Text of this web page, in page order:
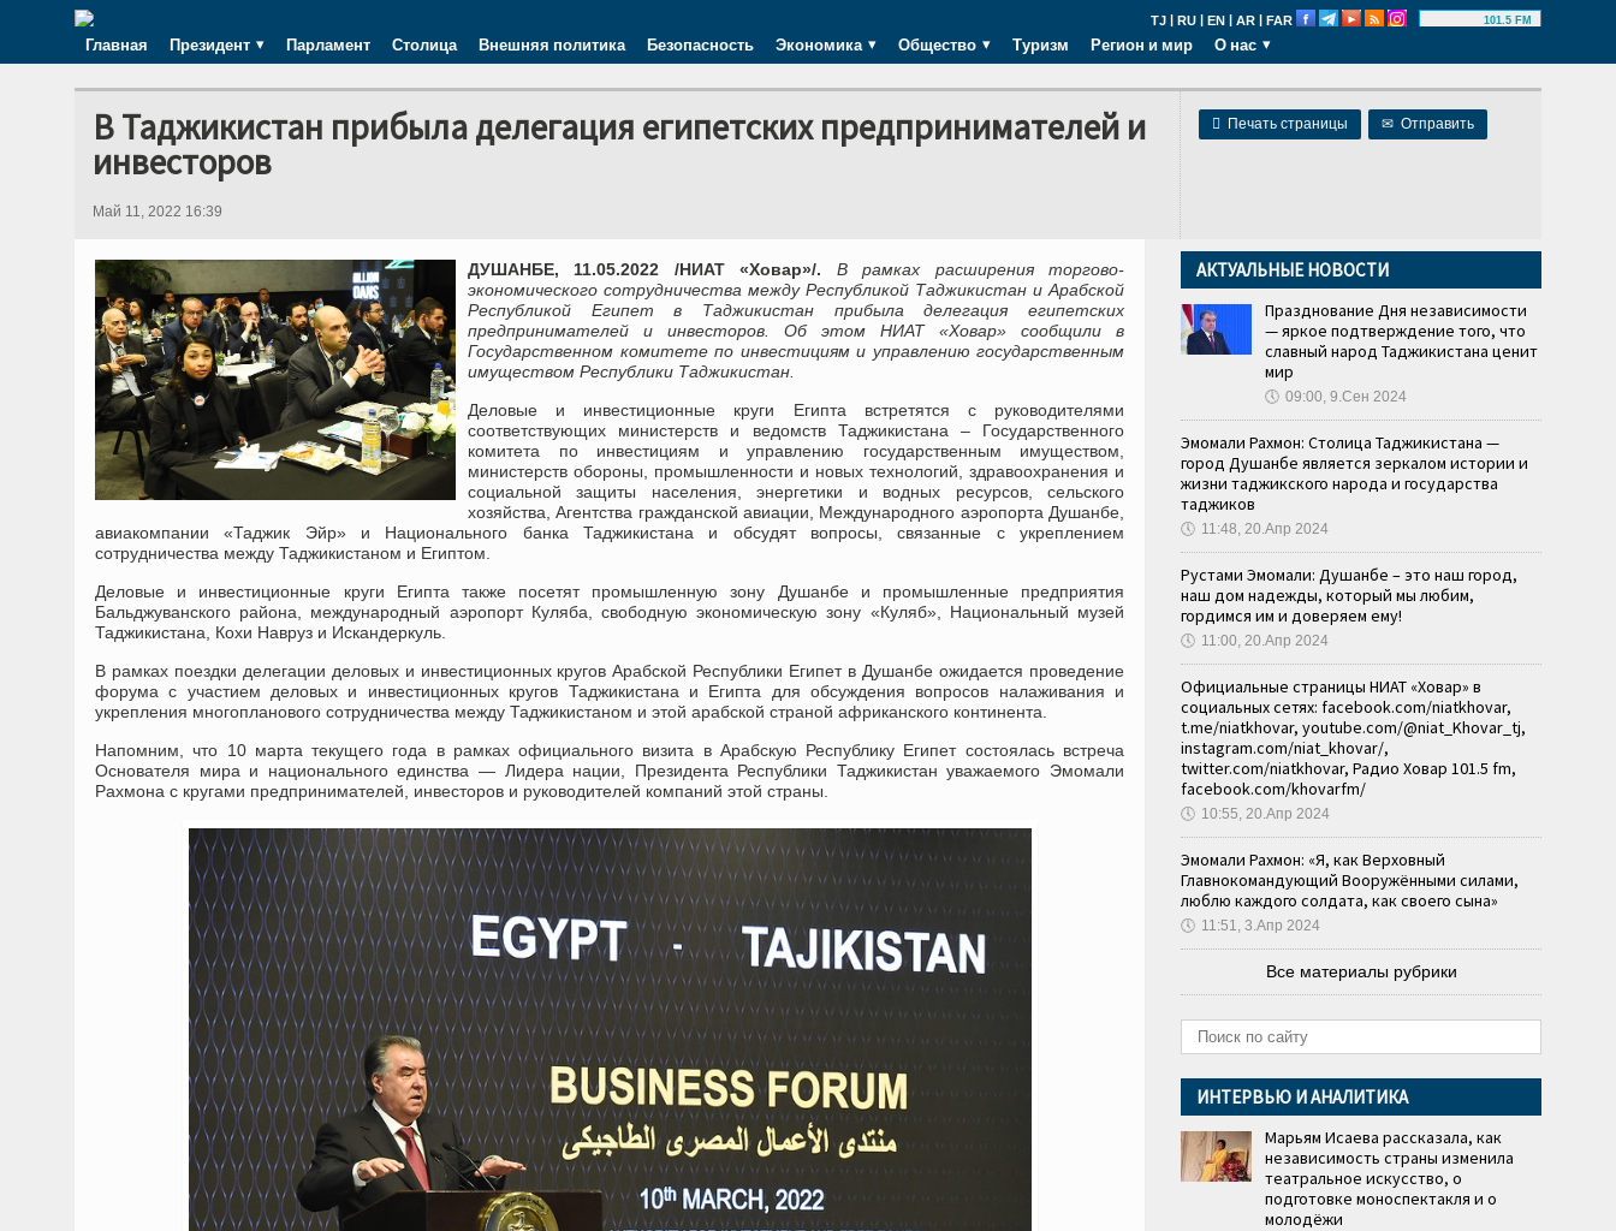
TJ | RU | EN | AR | FAR 101.5 FM
Главная Президент Парламент Столица Внешняя политика Безопасность Экономика Общество Туризм Регион и мир О нас
 Печать страницы ✉ Отправить
В Таджикистан прибыла делегация египетских предпринимателей и
инвесторов
Май 11, 2022 16:39
ДУШАНБЕ, 11.05.2022 /НИАТ «Ховар»/.
В рамках расширения торгово-
экономического сотрудничества между Республикой Таджикистан и Арабской
Республикой Египет в Таджикистан прибыла делегация египетских
предпринимателей и инвесторов. Об этом НИАТ «Ховар» сообщили в
Государственном комитете по инвестициям и управлению государственным
имуществом Республики Таджикистан.
Деловые и инвестиционные круги Египта встретятся с руководителями
соответствующих министерств и ведомств Таджикистана – Государственного
комитета по инвестициям и управлению государственным имуществом,
министерств обороны, промышленности и новых технологий, здравоохранения и
социальной защиты населения, энергетики и водных ресурсов, сельского
хозяйства, Агентства гражданской авиации, Международного аэропорта Душанбе,
авиакомпании «Таджик Эйр» и Национального банка Таджикистана и обсудят вопросы, связанные с укреплением
сотрудничества между Таджикистаном и Египтом.
Деловые и инвестиционные круги Египта также посетят промышленную зону Душанбе и промышленные предприятия
Бальджуванского района, международный аэропорт Куляба, свободную экономическую зону «Куляб», Национальный музей
Таджикистана, Кохи Навруз и Искандеркуль.
В рамках поездки делегации деловых и инвестиционных кругов Арабской Республики Египет в Душанбе ожидается проведение
форума с участием деловых и инвестиционных кругов Таджикистана и Египта для обсуждения вопросов налаживания и
укрепления многопланового сотрудничества между Таджикистаном и этой арабской страной африканского континента.
Напомним, что 10 марта текущего года в рамках официального визита в Арабскую Республику Египет состоялась встреча
Основателя мира и национального единства — Лидера нации, Президента Республики Таджикистан уважаемого Эмомали
Рахмона с кругами предпринимателей, инвесторов и руководителей компаний этой страны.
АКТУАЛЬНЫЕ НОВОСТИ
Празднование Дня независимости
— яркое подтверждение того, что
славный народ Таджикистана ценит
мир
🕔 09:00, 9.Сен 2024
Эмомали Рахмон: Столица Таджикистана —
город Душанбе является зеркалом истории и
жизни таджикского народа и государства
таджиков
🕔 11:48, 20.Апр 2024
Рустами Эмомали: Душанбе – это наш город,
наш дом надежды, который мы любим,
гордимся им и доверяем ему!
🕔 11:00, 20.Апр 2024
Официальные страницы НИАТ «Ховар» в
социальных сетях: facebook.com/niatkhovar,
t.me/niatkhovar, youtube.com/@niat_Khovar_tj,
instagram.com/niat_khovar/,
twitter.com/niatkhovar, Радио Ховар 101.5 fm,
facebook.com/khovarfm/
🕔 10:55, 20.Апр 2024
Эмомали Рахмон: «Я, как Верховный
Главнокомандующий Вооружёнными силами,
люблю каждого солдата, как своего сына»
🕔 11:51, 3.Апр 2024
Все материалы рубрики
ИНТЕРВЬЮ И АНАЛИТИКА
Марьям Исаева рассказала, как
независимость страны изменила
театральное искусство, о
подготовке моноспектакля и о
молодёжи